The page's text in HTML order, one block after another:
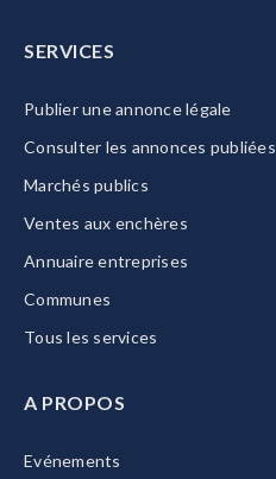
SERVICES
Publier une annonce légale
Consulter les annonces publiées
Marchés publics
Ventes aux enchères
Annuaire entreprises
Communes
Tous les services
A PROPOS
Evénements